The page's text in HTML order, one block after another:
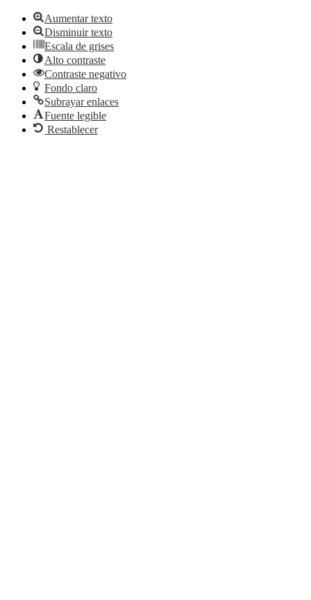
Aumentar texto
Disminuir texto
Escala de grises
Alto contraste
Contraste negativo
Fondo claro
Subrayar enlaces
Fuente legible
Restablecer